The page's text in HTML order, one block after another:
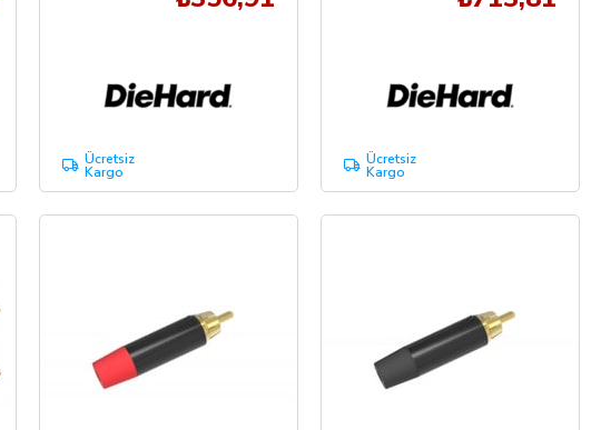
Ücretsiz
Kargo
Ücretsiz
Kargo